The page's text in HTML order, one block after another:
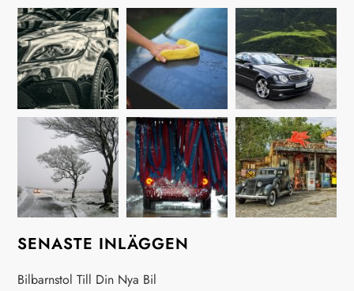
ä
g
g
s
n
a
v
i
SENASTE INLÄGGEN
Bilbarnstol Till Din Nya Bil